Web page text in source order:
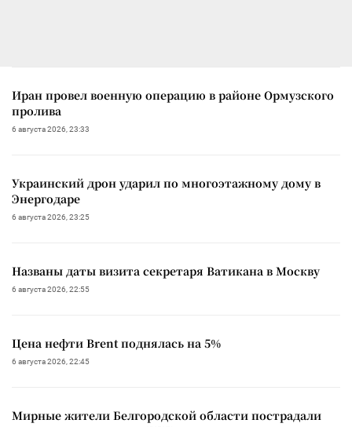
Иран провел военную операцию в районе Ормузского
пролива
6 августа 2026, 23:33
Украинский дрон ударил по многоэтажному дому в
Энергодаре
6 августа 2026, 23:25
Названы даты визита секретаря Ватикана в Москву
6 августа 2026, 22:55
Цена нефти Brent поднялась на 5%
6 августа 2026, 22:45
Мирные жители Белгородской области пострадали